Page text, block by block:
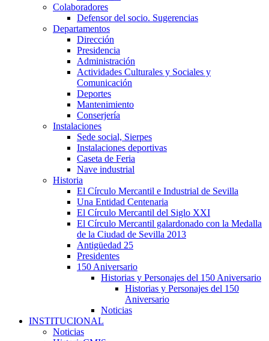
Colaboradores
Defensor del socio. Sugerencias
Departamentos
Dirección
Presidencia
Administración
Actividades Culturales y Sociales y
Comunicación
Deportes
Mantenimiento
Conserjería
Instalaciones
Sede social, Sierpes
Instalaciones deportivas
Caseta de Feria
Nave industrial
Historia
El Círculo Mercantil e Industrial de Sevilla
Una Entidad Centenaria
El Círculo Mercantil del Siglo XXI
El Círculo Mercantil galardonado con la Medalla
de la Ciudad de Sevilla 2013
Antigüedad 25
Presidentes
150 Aniversario
Historias y Personajes del 150 Aniversario
Historias y Personajes del 150
Aniversario
Noticias
INSTITUCIONAL
Noticias